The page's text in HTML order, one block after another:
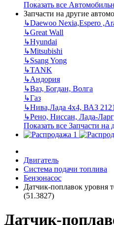
Показать все
Запчасти на другие
↳Daewoo Nexia,Espero
↳Great Wall
↳Hyundai
↳Mitsubishi
↳Ssang Yong
↳TANK
↳Андория
↳Ваз, Богдан, Волга
↳Газ
↳Нива,Лада 4х4, ВАЗ
↳Рено, Ниссан, Лада-
Показать все Запчасти на
Двигатель
Система подачи топлива
Бензонасос
Датчик-поплавок уровня
(51.3827)
Датчик-